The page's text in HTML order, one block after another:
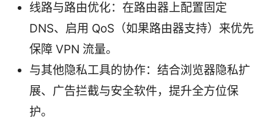
线路与路由优化：在路由器上配置固定
DNS、启用 QoS（如果路由器支持）来优先
保障 VPN 流量。
与其他隐私工具的协作：结合浏览器隐私扩
展、广告拦截与安全软件，提升全方位保
护。